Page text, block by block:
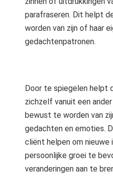
parafraseren. Dit helpt
worden van zijn of haar
gedachtenpatronen.
Door te spiegelen helpt
zichzelf vanuit een
bewust te worden van
gedachten en emoties.
cliënt helpen om nieuwe
persoonlijke groei te
veranderingen aan te